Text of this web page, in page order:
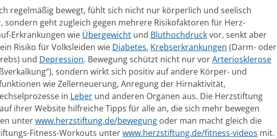
regelmäßig bewegt, fühlt sich nicht nur körperlich und seelisch
sondern geht zugleich gegen mehrere Risikofaktoren für Herz-
Erkrankungen wie Übergewicht und Bluthochdruckvor, senkt aber
Risiko für Volksleiden wie Diabetes, Krebserkrankungen (Darm- oder
und Depression. Bewegung schützt nicht nur vorArteriosklerose
sondern wirkt sich positiv auf andere Körper- und
wie Zellerneuerung, Anregung der Hirnaktivität,
in Leber und anderen Organen aus. Die Herzstiftung
ihrer Website hilfreiche Tipps für alle an, die sich mehr bewegen
unterwww.herzstiftung.de/bewegung oder man macht gleich die
Fitness-Workouts unterwww.herzstiftung.de/fitness-videos mit.